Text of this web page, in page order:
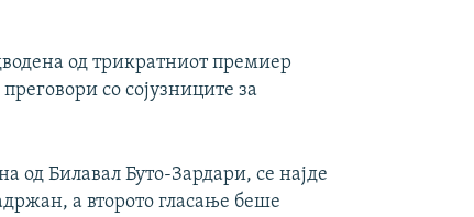
од трикратниот премиер
со сојузниците за
од Билавал Буто-Зардари, се најде
а второто гласање беше